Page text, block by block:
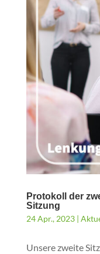
Protokoll der
Sitzung
24 Apr., 2023|
Unsere zweite